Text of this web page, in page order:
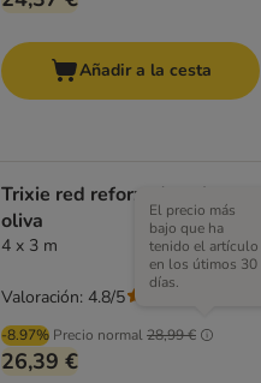
Añadir a la cesta
Trixie red reforzada color
oliva
4 x 3 m
-8.97% Precio normal28,99 €
El precio más
bajo que ha
tenido el artículo
en los útimos 30
días.
26,39 €
Valoración: 4.8/5